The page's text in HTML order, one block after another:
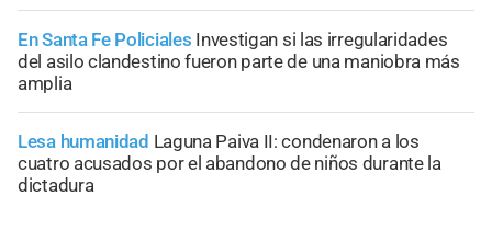
En Santa Fe Policiales Investigan si las irregularidades
del asilo clandestino fueron parte de una maniobra más
amplia
Lesa humanidad Laguna Paiva II: condenaron a los
cuatro acusados por el abandono de niños durante la
dictadura